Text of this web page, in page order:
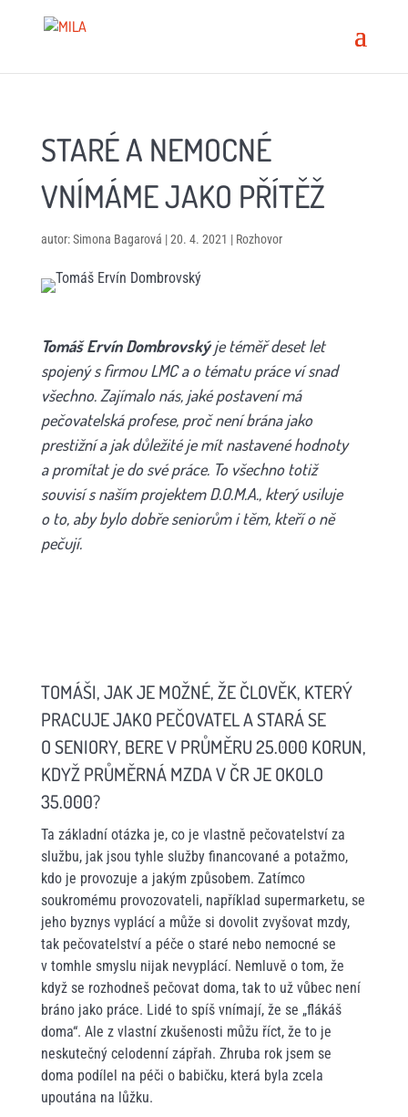
STARÉ A NEMOCNÉ
VNÍMÁME JAKO PŘÍTĚŽ
autor:Simona Bagarová |20. 4. 2021 | Rozhovor
Tomáš Ervín Dombrovskýje téměř deset let
spojený s firmou LMC a o tématu práce ví snad
všechno. Zajímalo nás, jaké postavení má
pečovatelská profese, proč není brána jako
prestižní a jak důležité je mít nastavené hodnoty
a promítat je do své práce. To všechno totiž
souvisí s naším projektem D.O.M.A., který usiluje
o to, aby bylo dobře seniorům i těm, kteří o ně
pečují.
TOMÁŠI, JAK JE MOŽNÉ, ŽE ČLOVĚK, KTERÝ
PRACUJE JAKO PEČOVATEL A STARÁ SE
O SENIORY, BERE V PRŮMĚRU 25.000 KORUN,
KDYŽ PRŮMĚRNÁ MZDA V ČR JE OKOLO
35.000?
Ta základní otázka je, co je vlastně pečovatelství za
službu, jak jsou tyhle služby financované a potažmo,
kdo je provozuje a jakým způsobem. Zatímco
soukromému provozovateli, například supermarketu, se
jeho byznys vyplácí a může si dovolit zvyšovat mzdy,
tak pečovatelství a péče o staré nebo nemocné se
v tomhle smyslu nijak nevyplácí. Nemluvě o tom, že
když se rozhodneš pečovat doma, tak to už vůbec není
bráno jako práce. Lidé to spíš vnímají, že se „flákáš
doma“. Ale z vlastní zkušenosti můžu říct, že to je
neskutečný celodenní zápřah. Zhruba rok jsem se
doma podílel na péči o babičku, která byla zcela
upoutána na lůžku.